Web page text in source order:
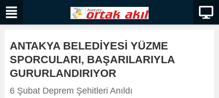
ANTAKYA BELEDİYESİ YÜZME
SPORCULARI, BAŞARILARIYLA
GURURLANDIRIYOR
6 Şubat Deprem Şehitleri Anıldı